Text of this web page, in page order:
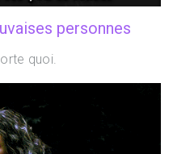
personnes
quoi.